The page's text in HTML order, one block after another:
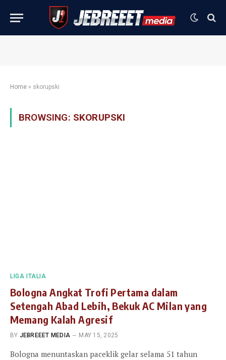
Home » skorupski
BROWSING: SKORUPSKI
LIGA ITALIA
Bologna Angkat Trofi Pertama dalam
Setengah Abad Lebih, Bekuk AC Milan yang
Memang Kalah Agresif
BY JEBREEET MEDIA MAY 15, 2025
Bologna menuntaskan paceklik gelar selama 51 tahun